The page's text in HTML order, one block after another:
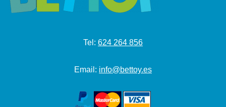
Tel: 624 264 856
Email: info@bettoy.es